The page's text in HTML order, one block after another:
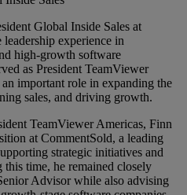
Global Inside Sales at
experience in
high-growth software
as President TeamViewer
important role in expanding the
sales, and driving growth.
TeamViewer Americas, Finn
at CommentSold, a leading
strategic initiatives and
time, he remained closely
Advisor while also advising